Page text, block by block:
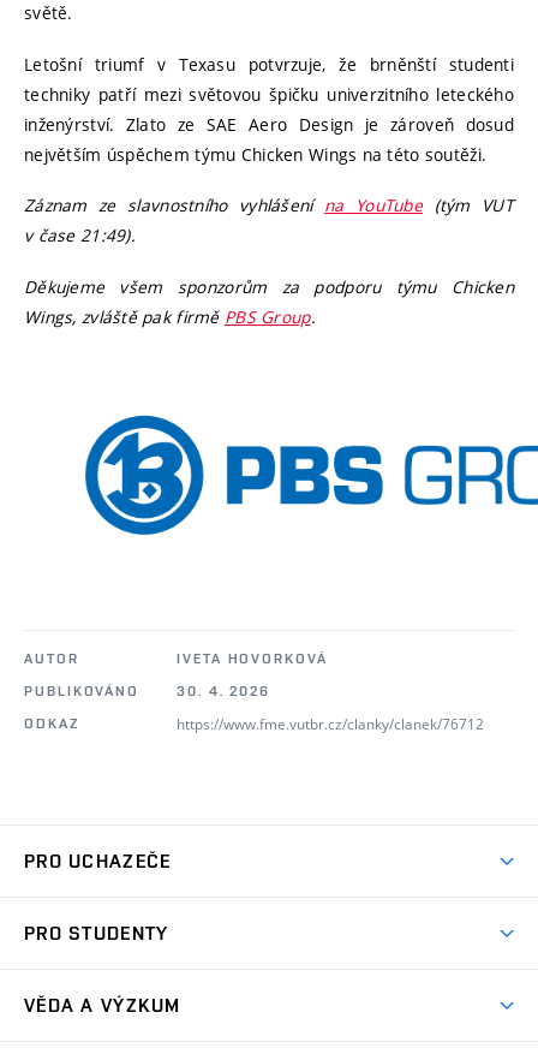
světě.
Letošní triumf v Texasu potvrzuje, že brněnští studenti
techniky patří mezi světovou špičku univerzitního leteckého
inženýrství. Zlato ze SAE Aero Design je zároveň dosud
největším úspěchem týmu Chicken Wings na této soutěži.
Záznam ze slavnostního vyhlášení na YouTube(tým VUT
v čase 21:49).
Děkujeme všem sponzorům za podporu týmu Chicken
Wings, zvláště pak firmě PBS Group.
AUTOR
IVETA HOVORKOVÁ
PUBLIKOVÁNO
30. 4. 2026
ODKAZ
https://www.fme.vutbr.cz/clanky/clanek/76712
PRO UCHAZEČE
Ambasadoři studia
PRO STUDENTY
VĚDA A VÝZKUM